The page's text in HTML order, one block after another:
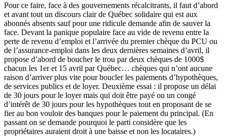
Pour ce faire, face à des gouvernements récalcitrants, il faut d’abord
et avant tout un discours clair de Québec solidaire qui est aux
abonnés absents sauf pour une ridicule demande afin de sauver la
face. Devant la panique populaire face au vide de revenu entre la
perte de revenu d’emploi et l’arrivée du premier chèque du PCU ou
de l’assurance-emploi dans les deux dernières semaines d’avril, il
propose d’abord de boucher le trou par deux chèques de 1000$
chacun les 1er et 15 avril par Québec… chèques qui n’ont aucune
raison d’arriver plus vite pour boucler les paiements d’hypothèques,
de services publics et de loyer. Deuxième essai : il propose un délai
de 30 jours pour le loyer mais qui doit être payé ou un congé
d’intérêt de 30 jours pour les hypothèques tout en proposant de se
fier au bon vouloir des banques pour le paiement du principal. (En
passant on se demande pourquoi le parti considère que les
propriétaires auraient droit à une baisse et non les locataires.)